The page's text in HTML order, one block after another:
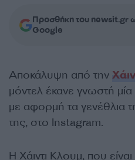
Προσθήκη του newsit.gr
Google
Aποκάλυψη από την
μόντελ έκανε γνωστή
με αφορμή τα γενέθλια
της, στο Instagram.
Η Χάιντι Κλουμ, που